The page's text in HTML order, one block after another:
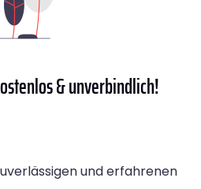
& unverbindlich!
und erfahrenen